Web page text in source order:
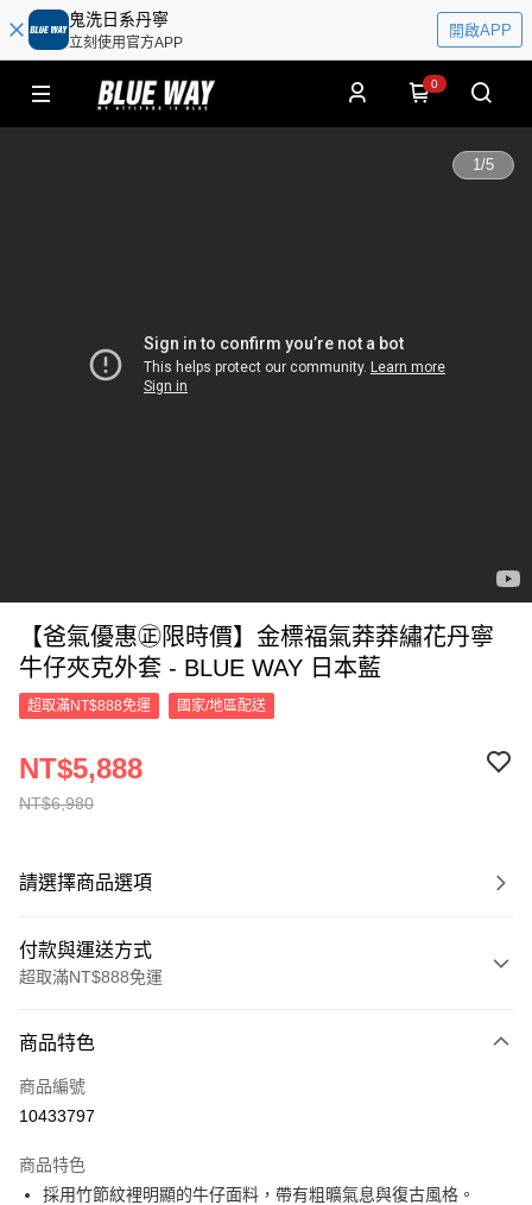
鬼洗日系丹寧
立刻使用官方APP
開啟APP
0
1/5
【爸氣優惠㊣限時價】金標福氣莽莽繡花丹寧
牛仔夾克外套 - BLUE WAY 日本藍
超取滿NT$888免運 國家/地區配送
NT$6,980
NT$5,888
請選擇商品選項
付款與運送方式
超取滿NT$888免運
信用卡一次付款
超商取貨付款
Apple Pay
商品特色
商品編號
10433797
商品特色
採用竹節紋裡明顯的牛仔面料，帶有粗曠氣息與復古風格。